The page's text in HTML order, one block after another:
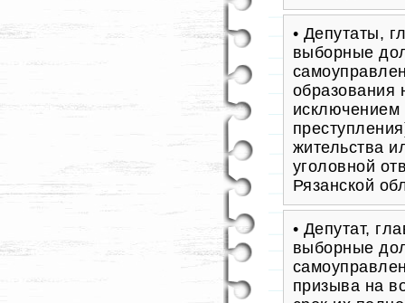
• Депутаты,
выборные
образования
исключением
жительства
уголовной
Рязанской
• Депутат,
выборные
призыва на